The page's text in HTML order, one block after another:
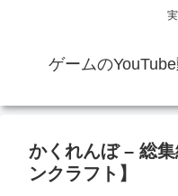
ゲームの
かくれんぼ – 総
ンクラフト】